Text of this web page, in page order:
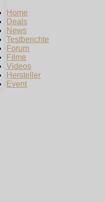
Home
Deals
News
Testberichte
Forum
Filme
Videos
Hersteller
Event